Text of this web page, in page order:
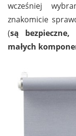
wcześniej
znakomicie
(są
małych